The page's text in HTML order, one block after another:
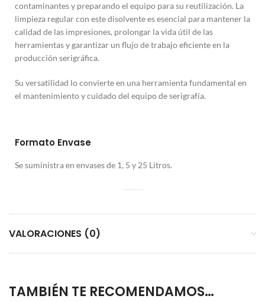
contaminantes y preparando el equipo para su reutilización. La
limpieza regular con este disolvente es esencial para mantener la
calidad de las impresiones, prolongar la vida útil de las
herramientas y garantizar un flujo de trabajo eficiente en la
producción serigráfica.
Su versatilidad lo convierte en una herramienta fundamental en
el mantenimiento y cuidado del equipo de serigrafía.
Formato Envase
Se suministra en envases de 1, 5 y 25 Litros.
VALORACIONES (0)
TAMBIÉN TE RECOMENDAMOS…